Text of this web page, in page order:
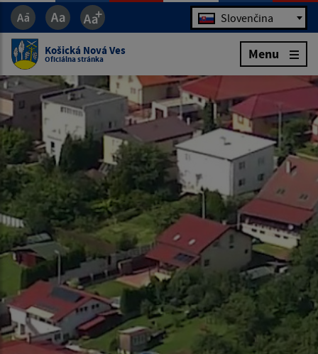
Jazyk Slovenčina
Košická Nová Ves
Oficiálna stránka Menu